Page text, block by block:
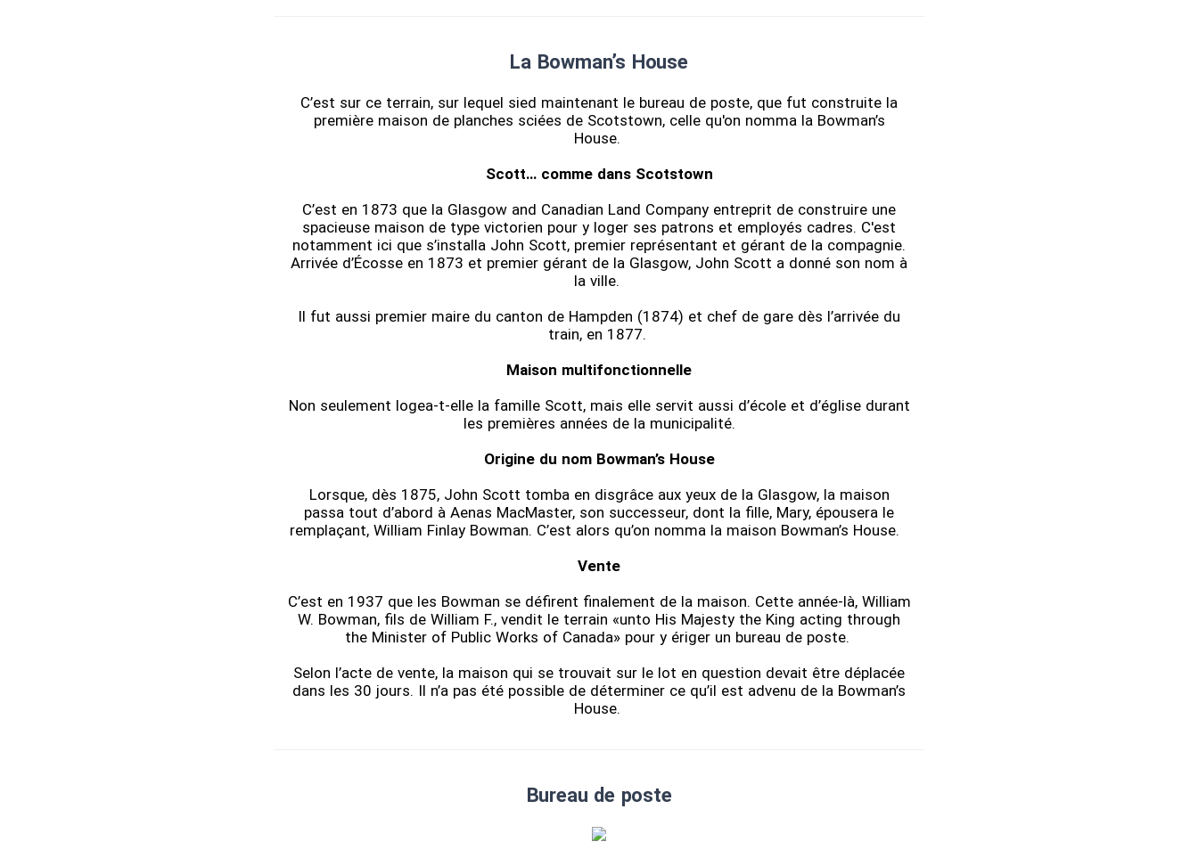
La Bowman’s House
C’est sur ce terrain, sur lequel sied maintenant le bureau de poste, que fut construite la
première maison de planches sciées de Scotstown, celle qu'on nomma la Bowman’s
House.
Scott… comme dans Scotstown
C’est en 1873 que la Glasgow and Canadian Land Company entreprit de construire une
spacieuse maison de type victorien pour y loger ses patrons et employés cadres. C'est
notamment ici que s’installa John Scott, premier représentant et gérant de la compagnie.
Arrivée d’Écosse en 1873 et premier gérant de la Glasgow, John Scott a donné son nom à
la ville.
Il fut aussi premier maire du canton de Hampden (1874) et chef de gare dès l’arrivée du
train, en 1877.
Maison multifonctionnelle
Non seulement logea-t-elle la famille Scott, mais elle servit aussi d’école et d’église durant
les premières années de la municipalité.
Origine du nom Bowman’s House
Lorsque, dès 1875, John Scott tomba en disgrâce aux yeux de la Glasgow, la maison
passa tout d’abord à Aenas MacMaster, son successeur, dont la fille, Mary, épousera le
remplaçant, William Finlay Bowman. C’est alors qu’on nomma la maison Bowman’s House.
Vente
C’est en 1937 que les Bowman se défirent finalement de la maison. Cette année-là, William
W. Bowman, fils de William F., vendit le terrain «unto His Majesty the King acting through
the Minister of Public Works of Canada» pour y ériger un bureau de poste.
Selon l’acte de vente, la maison qui se trouvait sur le lot en question devait être déplacée
dans les 30 jours. Il n’a pas été possible de déterminer ce qu’il est advenu de la Bowman’s
House.
Bureau de poste